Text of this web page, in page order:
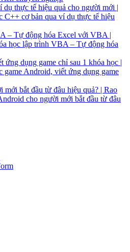
thực tế hiệu quả cho người mới |
C++ cơ bản qua ví dụ thực tế hiệu
– Tự động hóa Excel với VBA |
học lập trình VBA – Tự động hóa
ứng dụng game chỉ sau 1 khóa học |
game Android, viết ứng dụng game
bắt đầu từ đâu hiệu quả? | Rao
cho người mới bắt đầu từ đâu